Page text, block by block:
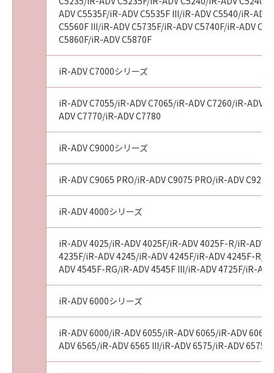
ADV C5535F/iR-ADV C5535F III/iR-ADV C5540/iR-
C5560F III/iR-ADV C5735F/iR-ADV C5740F/iR-ADV
C5860F/iR-ADV C5870F
iR-ADV C7000シリーズ
iR-ADV C7055/iR-ADV C7065/iR-ADV C7260/iR-ADV
ADV C7770/iR-ADV C7780
iR-ADV C9000シリーズ
iR-ADV C9065 PRO/iR-ADV C9075 PRO/iR-ADV
iR-ADV 4000シリーズ
iR-ADV 4025/iR-ADV 4025F/iR-ADV 4025F-R/iR-ADV
4235F/iR-ADV 4245/iR-ADV 4245F/iR-ADV 4245F-R/
ADV 4545F-RG/iR-ADV 4545F III/iR-ADV 4725F/iR-
iR-ADV 6000シリーズ
iR-ADV 6000/iR-ADV 6055/iR-ADV 6065/iR-ADV
ADV 6565/iR-ADV 6565 III/iR-ADV 6575/iR-ADV 6575